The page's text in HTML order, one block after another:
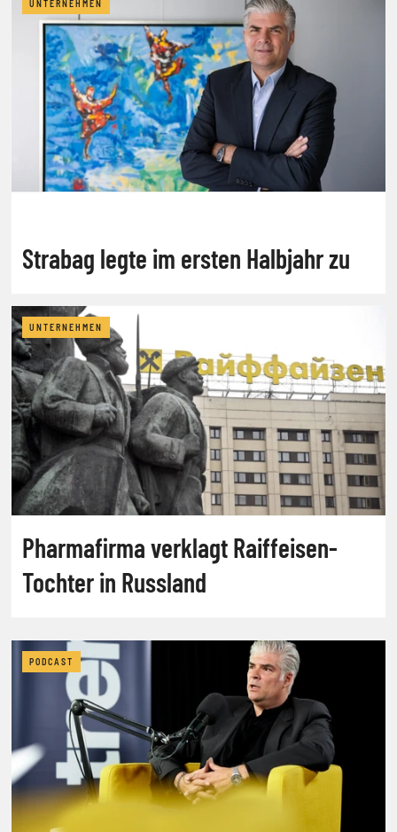
UNTERNEHMEN
Strabag legte im ersten Halbjahr zu
UNTERNEHMEN
Pharmafirma verklagt Raiffeisen-
Tochter in Russland
PODCAST